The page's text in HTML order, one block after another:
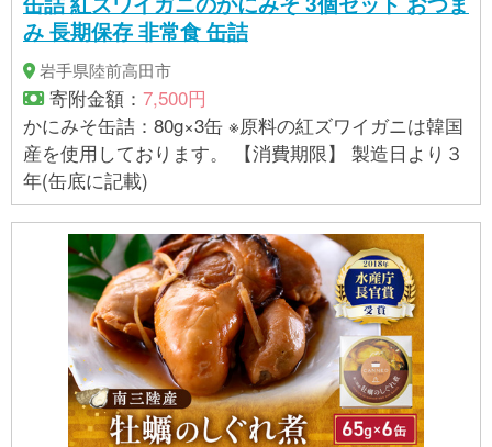
み 長期保存 非常食 缶詰
岩手県陸前高田市
寄附金額： 7,500円
かにみそ缶詰：80g×3缶 ※原料の紅ズワイガニは韓国
産を使用しております。 【消費期限】 製造日より３
年(缶底に記載)